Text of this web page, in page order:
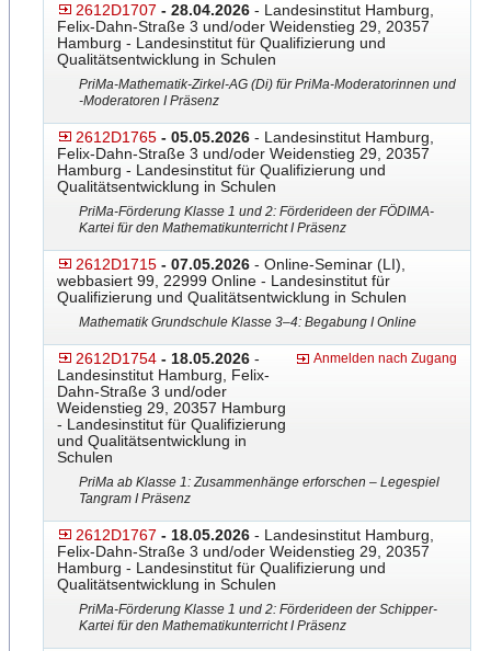
2612D1707 - 28.04.2026 - Landesinstitut Hamburg,
Felix-Dahn-Straße 3 und/oder Weidenstieg 29, 20357
Hamburg - Landesinstitut für Qualifizierung und
Qualitätsentwicklung in Schulen
PriMa-Mathematik-Zirkel-AG ​​​ (Di) für PriMa-Moderatorinnen und
-Moderatoren I Präsenz
2612D1765 - 05.05.2026 - Landesinstitut Hamburg,
Felix-Dahn-Straße 3 und/oder Weidenstieg 29, 20357
Hamburg - Landesinstitut für Qualifizierung und
Qualitätsentwicklung in Schulen
PriMa-Förderung Klasse 1 und 2: Förderideen der FÖDIMA-
Kartei für den Mathematikunterricht I Präsenz
2612D1715 - 07.05.2026 - Online-Seminar (LI),
webbasiert 99, 22999 Online - Landesinstitut für
Qualifizierung und Qualitätsentwicklung in Schulen
Mathematik Grundschule Klasse 3–4: Begabung I Online
2612D1754 - 18.05.2026 -
Landesinstitut Hamburg, Felix-
Dahn-Straße 3 und/oder
Weidenstieg 29, 20357 Hamburg
- Landesinstitut für Qualifizierung
und Qualitätsentwicklung in
Schulen
Anmelden nach Zugang
PriMa ab Klasse 1: Zusammenhänge erforschen – Legespiel
Tangram I Präsenz
2612D1767 - 18.05.2026 - Landesinstitut Hamburg,
Felix-Dahn-Straße 3 und/oder Weidenstieg 29, 20357
Hamburg - Landesinstitut für Qualifizierung und
Qualitätsentwicklung in Schulen
PriMa-Förderung Klasse 1 und 2: Förderideen der Schipper-
Kartei für den Mathematikunterricht I Präsenz